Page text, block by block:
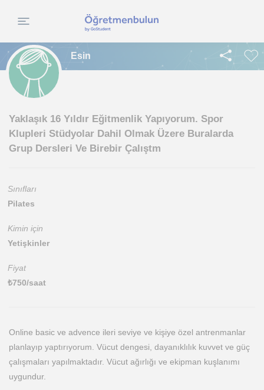
Esin
Yaklaşık 16 Yıldır Eğitmenlik Yapıyorum. Spor
Klupleri Stüdyolar Dahil Olmak Üzere Buralarda
Grup Dersleri Ve Birebir Çalıştm
Sınıfları
Pilates
Kimin için
Yetişkinler
Fiyat
₺750/saat
Online basic ve advence ileri seviye ve kişiye özel antrenmanlar
planlayıp yaptırıyorum. Vücut dengesi, dayanıklılık kuvvet ve güç
çalışmaları yapılmaktadır. Vücut ağırlığı ve ekipman kuşlanımı
uygundur.